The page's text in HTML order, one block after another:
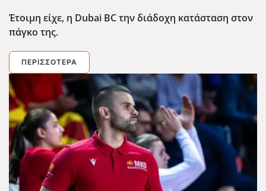
Έτοιμη είχε, η Dubai BCτην διάδοχη κατάσταση στον
πάγκο της.
ΠΕΡΙΣΣΌΤΕΡΑ